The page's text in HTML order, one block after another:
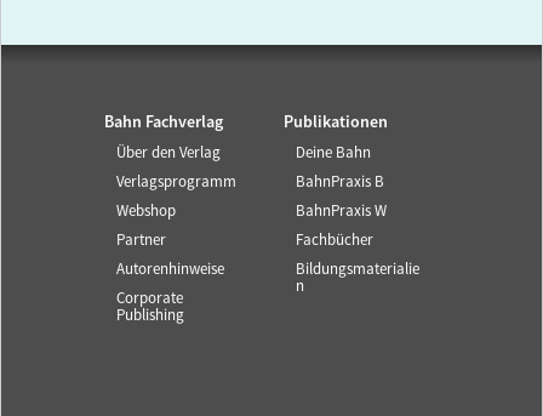
Bahn Fachverlag
Über den Verlag
Verlagsprogramm
Webshop
Partner
Autorenhinweise
Corporate
Publishing
Publikationen
Deine Bahn
BahnPraxis B
BahnPraxis W
Fachbücher
Bildungsmaterialie
n